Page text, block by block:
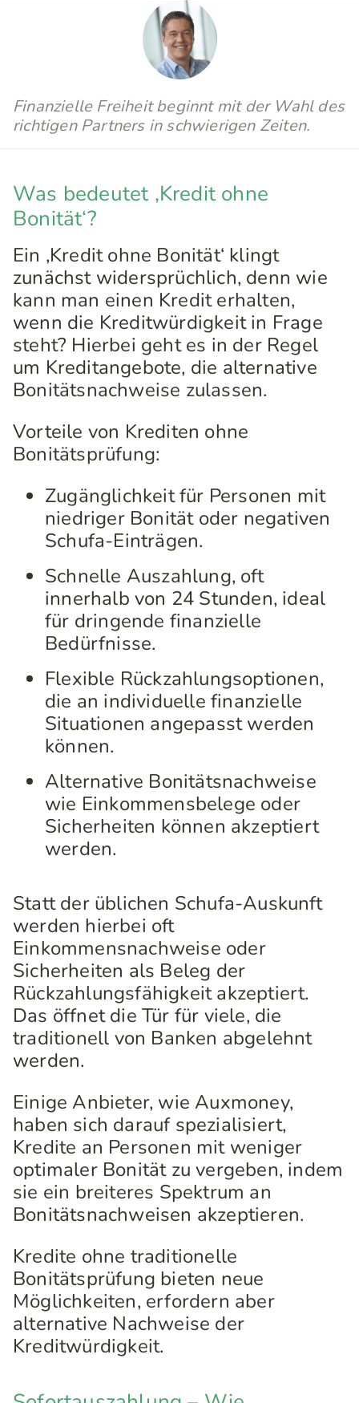
Finanzielle Freiheit beginnt mit der Wahl des
richtigen Partners in schwierigen Zeiten.
Was bedeutet ‚Kredit ohne
Bonität‘?
Ein ‚Kredit ohne Bonität‘ klingt
zunächst widersprüchlich, denn wie
kann man einen Kredit erhalten,
wenn die Kreditwürdigkeit in Frage
steht? Hierbei geht es in der Regel
um Kreditangebote, die alternative
Bonitätsnachweise zulassen.
Vorteile von Krediten ohne
Bonitätsprüfung:
Zugänglichkeit für Personen mit
niedriger Bonität oder negativen
Schufa-Einträgen.
Schnelle Auszahlung, oft
innerhalb von 24 Stunden, ideal
für dringende finanzielle
Bedürfnisse.
Flexible Rückzahlungsoptionen,
die an individuelle finanzielle
Situationen angepasst werden
können.
Alternative Bonitätsnachweise
wie Einkommensbelege oder
Sicherheiten können akzeptiert
werden.
Statt der üblichen Schufa-Auskunft
werden hierbei oft
Einkommensnachweise oder
Sicherheiten als Beleg der
Rückzahlungsfähigkeit akzeptiert.
Das öffnet die Tür für viele, die
traditionell von Banken abgelehnt
werden.
Einige Anbieter, wie Auxmoney,
haben sich darauf spezialisiert,
Kredite an Personen mit weniger
optimaler Bonität zu vergeben, indem
sie ein breiteres Spektrum an
Bonitätsnachweisen akzeptieren.
Kredite ohne traditionelle
Bonitätsprüfung bieten neue
Möglichkeiten, erfordern aber
alternative Nachweise der
Kreditwürdigkeit.